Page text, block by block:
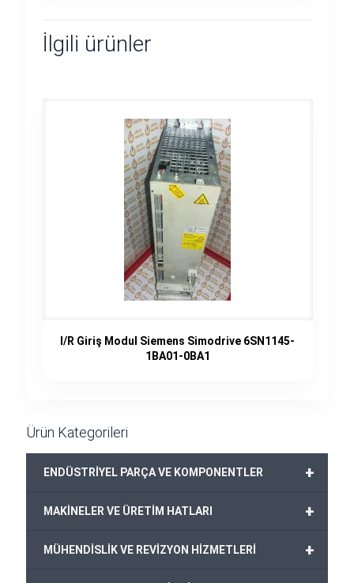
İlgili ürünler
I/R Giriş Modul Siemens Simodrive 6SN1145-
1BA01-0BA1
Ürün Kategorileri
+
ENDÜSTRİYEL PARÇA VE KOMPONENTLER
+
MAKİNELER VE ÜRETİM HATLARI
+
MÜHENDİSLİK VE REVİZYON HİZMETLERİ